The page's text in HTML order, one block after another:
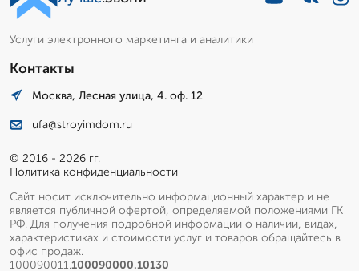
Услуги электронного маркетинга и аналитики
Контакты
Москва, Лесная улица, 4. оф. 12
ufa@stroyimdom.ru
© 2016 - 2026 гг.
Политика конфиденциальности
Сайт носит исключительно информационный характер и не
является публичной офертой, определяемой положениями ГК
РФ. Для получения подробной информации о наличии, видах,
характеристиках и стоимости услуг и товаров обращайтесь в
офис продаж.
100090011.100090000.10130